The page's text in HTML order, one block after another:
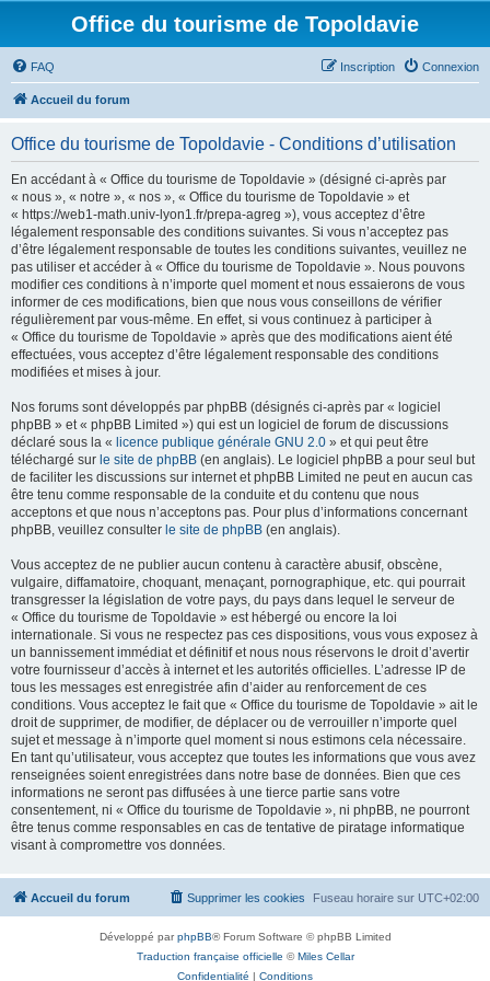
Office du tourisme de Topoldavie
FAQ Connexion
Inscription
Accueil du forum
Office du tourisme de Topoldavie - Conditions d’utilisation
En accédant à « Office du tourisme de Topoldavie » (désigné ci-après par
« nous », « notre », « nos », « Office du tourisme de Topoldavie » et
« https://web1-math.univ-lyon1.fr/prepa-agreg »), vous acceptez d’être
légalement responsable des conditions suivantes. Si vous n’acceptez pas
d’être légalement responsable de toutes les conditions suivantes, veuillez ne
pas utiliser et accéder à « Office du tourisme de Topoldavie ». Nous pouvons
modifier ces conditions à n’importe quel moment et nous essaierons de vous
informer de ces modifications, bien que nous vous conseillons de vérifier
régulièrement par vous-même. En effet, si vous continuez à participer à
« Office du tourisme de Topoldavie » après que des modifications aient été
effectuées, vous acceptez d’être légalement responsable des conditions
modifiées et mises à jour.
Nos forums sont développés par phpBB (désignés ci-après par « logiciel
phpBB » et « phpBB Limited ») qui est un logiciel de forum de discussions
déclaré sous la « licence publique générale GNU 2.0 » et qui peut être
téléchargé sur le site de phpBB (en anglais). Le logiciel phpBB a pour seul but
de faciliter les discussions sur internet et phpBB Limited ne peut en aucun cas
être tenu comme responsable de la conduite et du contenu que nous
acceptons et que nous n’acceptons pas. Pour plus d’informations concernant
phpBB, veuillez consulter le site de phpBB (en anglais).
Vous acceptez de ne publier aucun contenu à caractère abusif, obscène,
vulgaire, diffamatoire, choquant, menaçant, pornographique, etc. qui pourrait
transgresser la législation de votre pays, du pays dans lequel le serveur de
« Office du tourisme de Topoldavie » est hébergé ou encore la loi
internationale. Si vous ne respectez pas ces dispositions, vous vous exposez à
un bannissement immédiat et définitif et nous nous réservons le droit d’avertir
votre fournisseur d’accès à internet et les autorités officielles. L’adresse IP de
tous les messages est enregistrée afin d’aider au renforcement de ces
conditions. Vous acceptez le fait que « Office du tourisme de Topoldavie » ait le
droit de supprimer, de modifier, de déplacer ou de verrouiller n’importe quel
sujet et message à n’importe quel moment si nous estimons cela nécessaire.
En tant qu’utilisateur, vous acceptez que toutes les informations que vous avez
renseignées soient enregistrées dans notre base de données. Bien que ces
informations ne seront pas diffusées à une tierce partie sans votre
consentement, ni « Office du tourisme de Topoldavie », ni phpBB, ne pourront
être tenus comme responsables en cas de tentative de piratage informatique
visant à compromettre vos données.
Accueil du forum Fuseau horaire sur UTC+02:00
Supprimer les cookies
Développé parphpBB® Forum Software © phpBB Limited
Traduction française officielle ©Miles Cellar
Confidentialité | Conditions